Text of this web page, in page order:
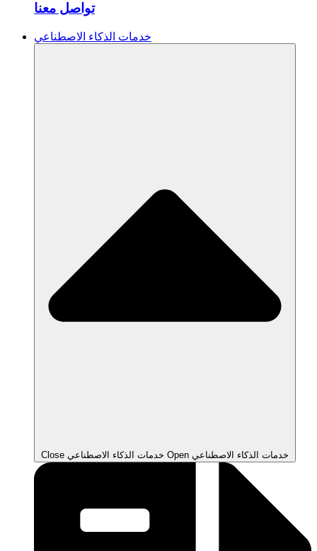
تواصل معنا
خدمات الذكاء الاصطناعي
Close خدمات الذكاء الاصطناعي Open خدمات الذكاء الاصطناعي